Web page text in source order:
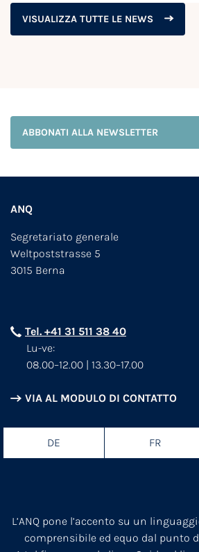
VISUALIZZA TUTTE LE NEWS
ABBONATI ALLA NEWSLETTER
ANQ
Segretariato generale
Weltpoststrasse 5
3015 Berna
Tel. +41 31 511 38 40
Lu-ve:
08.00–12.00 | 13.30–17.00
VIA AL MODULO DI CONTATTO
DE FR
L’ANQ pone l’accento su un
comprensibile ed equo dal punto